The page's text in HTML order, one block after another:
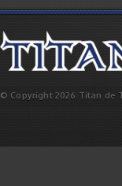
© Copyright 2026 Titan de